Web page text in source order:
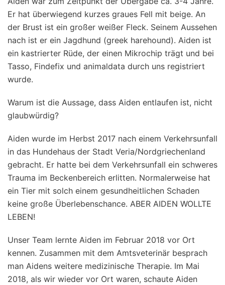
Er hat überwiegend kurzes graues Fell mit beige. An
der Brust ist ein großer weißer Fleck. Seinem Aussehen
nach ist er ein Jagdhund (greek harehound). Aiden ist
ein kastrierter Rüde, der einen Mikrochip trägt und bei
Tasso, Findefix und animaldata durch uns registriert
wurde.
Warum ist die Aussage, dass Aiden entlaufen ist, nicht
glaubwürdig?
Aiden wurde im Herbst 2017 nach einem Verkehrsunfall
in das Hundehaus der Stadt Veria/Nordgriechenland
gebracht. Er hatte bei dem Verkehrsunfall ein schweres
Trauma im Beckenbereich erlitten. Normalerweise hat
ein Tier mit solch einem gesundheitlichen Schaden
keine große Überlebenschance. ABER AIDEN WOLLTE
LEBEN!
Unser Team lernte Aiden im Februar 2018 vor Ort
kennen. Zusammen mit dem Amtsveterinär besprach
man Aidens weitere medizinische Therapie. Im Mai
2018, als wir wieder vor Ort waren, schaute Aiden